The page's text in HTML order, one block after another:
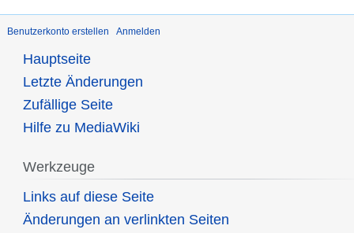
Benutzerkonto erstellen Anmelden
Hauptseite
Letzte Änderungen
Zufällige Seite
Hilfe zu MediaWiki
Werkzeuge
Links auf diese Seite
Änderungen an verlinkten Seiten